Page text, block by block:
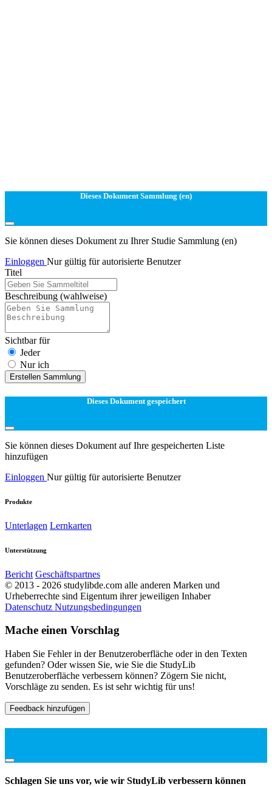
Dieses Dokument Sammlung (en)
Sie können dieses Dokument zu Ihrer Studie Sammlung (en)
Einloggen Nur gültig für autorisierte Benutzer
Titel
Beschreibung (wahlweise)
Sichtbar für
Jeder
Nur ich
Erstellen Sammlung
Dieses Dokument gespeichert
Sie können dieses Dokument auf Ihre gespeicherten Liste
hinzufügen
Einloggen Nur gültig für autorisierte Benutzer
Produkte
Unterlagen Lernkarten
Unterstützung
Bericht Geschäftspartnes
© 2013 - 2026 studylibde.com alle anderen Marken und
Urheberrechte sind Eigentum ihrer jeweiligen Inhaber
Datenschutz Nutzungsbedingungen
Mache einen Vorschlag
Haben Sie Fehler in der Benutzeroberfläche oder in den Texten
gefunden? Oder wissen Sie, wie Sie die StudyLib
Benutzeroberfläche verbessern können? Zögern Sie nicht,
Vorschläge zu senden. Es ist sehr wichtig für uns!
Feedback hinzufügen
Schlagen Sie uns vor, wie wir StudyLib verbessern können